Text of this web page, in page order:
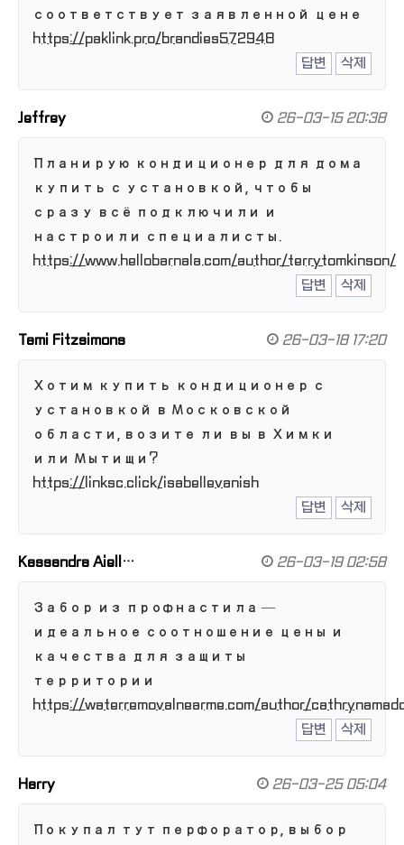
соответствует заявленной цене
https://paklink.pro/brandies572948
답변
삭제
Jeffrey 26-03-15 20:38
Планирую кондиционер для дома
купить с установкой, чтобы
сразу всё подключили и
настроили специалисты.
https://www.hellobarnala.com/author/terrytomkinson/
답변
삭제
Tami Fitzsimons 26-03-18 17:20
Хотим купить кондиционер с
установкой в Московской
области, возите ли вы в Химки
или Мытищи?
https://linksc.click/isabellevanish
답변
삭제
Kassandra Aiell… 26-03-19 02:58
Забор из профнастила —
идеальное соотношение цены и
качества для защиты
территории
https://waterremovalnearme.com/author/
답변
삭제
Harry 26-03-25 05:04
Покупал тут перфоратор, выбор